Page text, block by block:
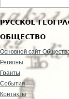
РУССКОЕ
ОБЩЕСТВО
Основной сайт
Регионы
Гранты
События
Контакты